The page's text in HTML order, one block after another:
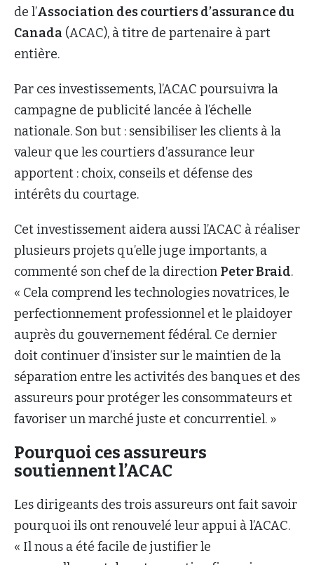
de l’Association des courtiers d’assurance du
Canada (ACAC), à titre de partenaire à part
entière.
Par ces investissements, l’ACAC poursuivra la
campagne de publicité lancée à l’échelle
nationale. Son but : sensibiliser les clients à la
valeur que les courtiers d’assurance leur
apportent : choix, conseils et défense des
intérêts du courtage.
Cet investissement aidera aussi l’ACAC à réaliser
plusieurs projets qu’elle juge importants, a
commenté son chef de la direction Peter Braid.
« Cela comprend les technologies novatrices, le
perfectionnement professionnel et le plaidoyer
auprès du gouvernement fédéral. Ce dernier
doit continuer d’insister sur le maintien de la
séparation entre les activités des banques et des
assureurs pour protéger les consommateurs et
favoriser un marché juste et concurrentiel. »
Pourquoi ces assureurs
soutiennent l’ACAC
Les dirigeants des trois assureurs ont fait savoir
pourquoi ils ont renouvelé leur appui à l’ACAC.
« Il nous a été facile de justifier le